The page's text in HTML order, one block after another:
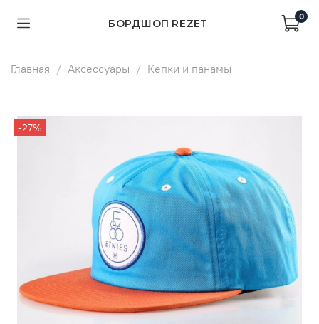
БОРДШОП REZET
0
Главная Аксессуары Кепки и панамы
-27%